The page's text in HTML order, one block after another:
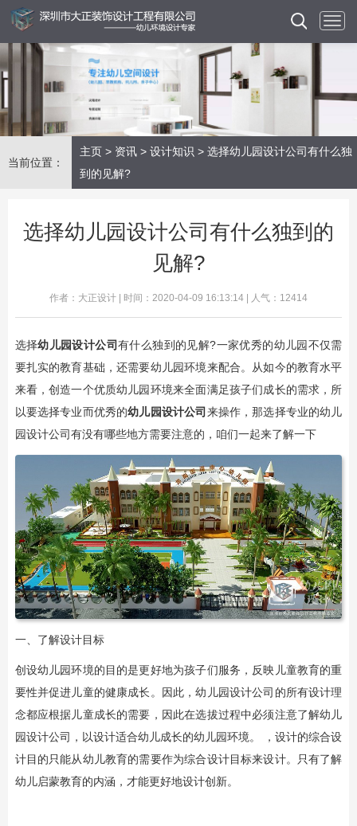
当前位置：
主页 > 资讯 > 设计知识 > 选择幼儿园设计公司有什么独
到的见解?
选择幼儿园设计公司有什么独到的
见解?
作者：大正设计 | 时间：2020-04-09 16:13:14 | 人气：12414
选择幼儿园设计公司有什么独到的见解?一家优秀的幼儿园不仅需
要扎实的教育基础，还需要幼儿园环境来配合。从如今的教育水平
来看，创造一个优质幼儿园环境来全面满足孩子们成长的需求，所
以要选择专业而优秀的幼儿园设计公司 来操作，那选择专业的幼儿
园设计公司有没有哪些地方需要注意的，咱们一起来了解一下
一、了解设计目标
创设幼儿园环境的目的是更好地为孩子们服务，反映儿童教育的重
要性并促进儿童的健康成长。因此，幼儿园设计公司的所有设计理
念都应根据儿童成长的需要，因此在选拔过程中必须注意了解幼儿
园设计公司，以设计适合幼儿成长的幼儿园环境。 ，设计的综合设
计目的只能从幼儿教育的需要作为综合设计目标来设计。只有了解
幼儿启蒙教育的内涵，才能更好地设计创新。